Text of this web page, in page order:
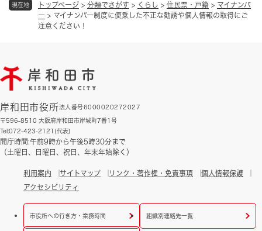
現在地 トップページ > 分類でさがす > くらし > 住民票・戸籍 > マイナンバ
ー > マイナンバー制度に便乗した不正な勧誘や個人情報の取得にご
注意ください！
岸和田市役所法人番号6000020272027
〒596-8510 大阪府岸和田市岸城町7番1号
Tel:072-423-2121(代表)
開庁時間:午前9時から午後5時30分まで
（土曜日、日曜日、祝日、年末年始除く）
利用案内 サイトマップ リンク・著作権・免責事項
個人情報保護
アクセシビリティ
市役所への行き方・業務時間 組織別連絡先一覧